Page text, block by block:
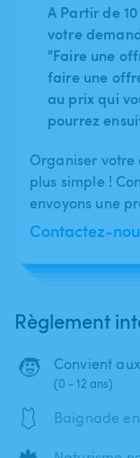
A Partir de
votre
"Faire une
faire une
au prix qui
pourrez
Organiser votre
plus simple !
envoyons une
Contactez-
Règlement
🧒 Convient
(0 - 12 ans)
🩱 Baignade